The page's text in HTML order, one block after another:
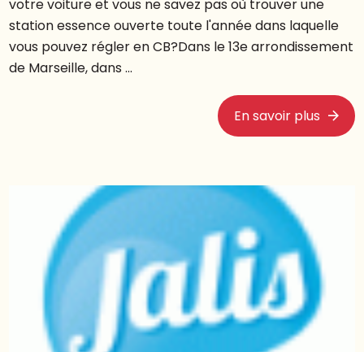
votre voiture et vous ne savez pas où trouver une
station essence ouverte toute l'année dans laquelle
vous pouvez régler en CB?Dans le 13e arrondissement
de Marseille, dans ...
En savoir plus